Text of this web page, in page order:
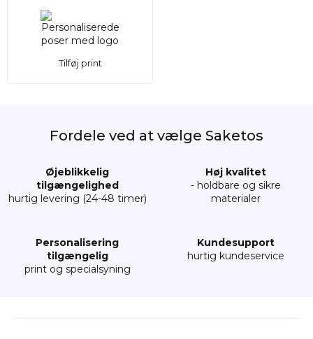
Tilføj print
Fordele ved at vælge Saketos
Øjeblikkelig
tilgængelighed
hurtig levering (24-48 timer)
Høj kvalitet
- holdbare og sikre
materialer
Personalisering
tilgængelig
print og specialsyning
Kundesupport
hurtig kundeservice